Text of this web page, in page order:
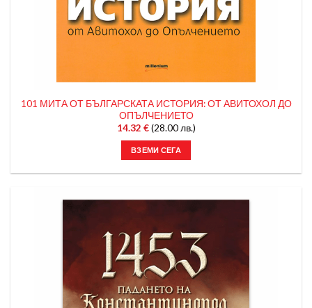
101 МИТА ОТ БЪЛГАРСКАТА ИСТОРИЯ: ОТ АВИТОХОЛ ДО
ОПЪЛЧЕНИЕТО
14.32 € (28.00 лв.)
ВЗЕМИ СЕГА